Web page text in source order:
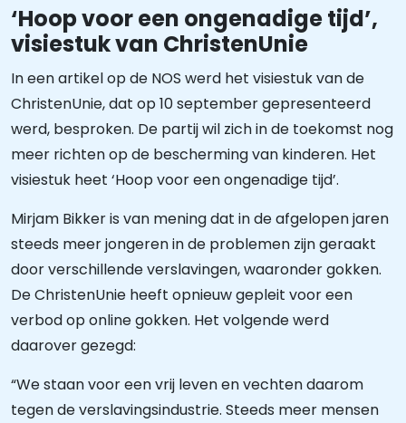
‘Hoop voor een ongenadige tijd’,
visiestuk van ChristenUnie
In een artikel op de NOS werd het visiestuk van de
ChristenUnie, dat op 10 september gepresenteerd
werd, besproken. De partij wil zich in de toekomst nog
meer richten op de bescherming van kinderen. Het
visiestuk heet ‘Hoop voor een ongenadige tijd’.
Mirjam Bikker is van mening dat in de afgelopen jaren
steeds meer jongeren in de problemen zijn geraakt
door verschillende verslavingen, waaronder gokken.
De ChristenUnie heeft opnieuw gepleit voor een
verbod op online gokken. Het volgende werd
daarover gezegd:
“We staan voor een vrij leven en vechten daarom
tegen de verslavingsindustrie. Steeds meer mensen